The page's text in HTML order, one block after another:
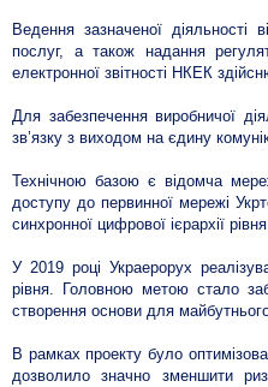
Ведення зазначеної діяльності
послуг, а також надання
електронної звітності НКЕК
Для забезпечення виробничої
зв’язку з виходом на єдину
Технічною базою є відомча
доступу до первинної мережі
синхронної цифрової ієрархії
У 2019 році Украерорух
рівня. Головною метою стало
створення основи для
В рамках проекту було
дозволило значно зменшити